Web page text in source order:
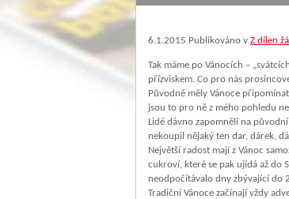
6.1.2015 Publikováno v Z dílen
Tak máme po Vánocích –
přízviskem. Co pro nás
Původně měly Vánoce
jsou to pro ně z mého pohledu
Lidé dávno zapomněli na
nekoupil nějaký ten dar, dárek,
Největší radost mají z Vánoc
cukroví, které se pak ujídá až do
neodpočítávalo dny zbývající do
Tradiční Vánoce začínají vždy